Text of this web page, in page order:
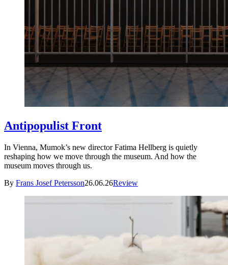
Antipopulist Front
In Vienna, Mumok’s new director Fatima Hellberg is quietly
reshaping how we move through the museum. And how the
museum moves through us.
By Frans Josef Petersson26.06.26Review